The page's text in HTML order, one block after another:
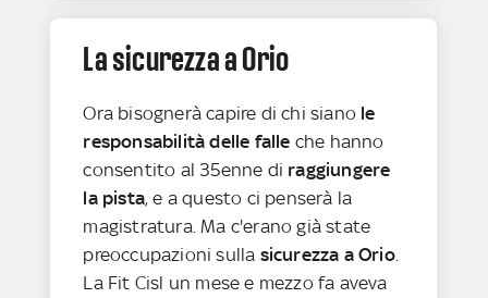
La sicurezza a Orio
Ora bisognerà capire di chi siano le
responsabilità delle falle che hanno
consentito al 35enne di raggiungere
la pista, e a questo ci penserà la
magistratura. Ma c'erano già state
preoccupazioni sulla sicurezza a Orio.
La Fit Cisl un mese e mezzo fa aveva